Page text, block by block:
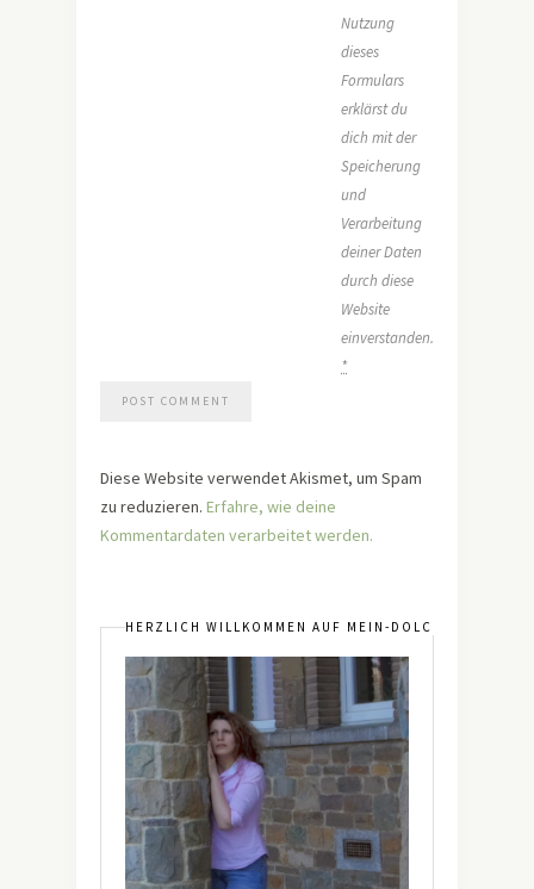
Nutzung
dieses
Formulars
erklärst du
dich mit der
Speicherung
und
Verarbeitung
deiner Daten
durch diese
Website
einverstanden.
*
Diese Website verwendet Akismet, um Spam
zu reduzieren. Erfahre, wie deine
Kommentardaten verarbeitet werden.
HERZLICH WILLKOMMEN AUF MEIN-DOLCEVITA.DE